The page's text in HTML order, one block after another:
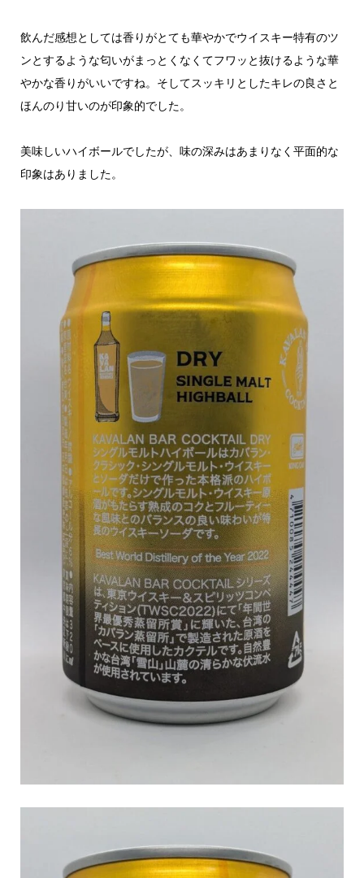
飲んだ感想としては香りがとても華やかでウイスキー特有のツ
ンとするような匂いがまっとくなくてフワッと抜けるような華
やかな香りがいいですね。そしてスッキリとしたキレの良さと
ほんのり甘いのが印象的でした。
美味しいハイボールでしたが、味の深みはあまりなく平面的な
印象はありました。